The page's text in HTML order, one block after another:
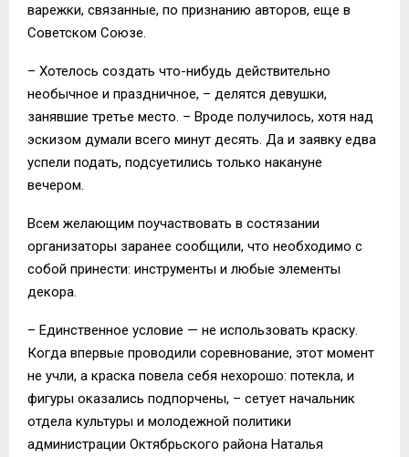
варежки, связанные, по признанию авторов, еще в
Советском Союзе.
– Хотелось создать что-нибудь действительно
необычное и праздничное, – делятся девушки,
занявшие третье место. – Вроде получилось, хотя над
эскизом думали всего минут десять. Да и заявку едва
успели подать, подсуетились только накануне
вечером.
Всем желающим поучаствовать в состязании
организаторы заранее сообщили, что необходимо с
собой принести: инструменты и любые элементы
декора.
– Единственное условие — не использовать краску.
Когда впервые проводили соревнование, этот момент
не учли, а краска повела себя нехорошо: потекла, и
фигуры оказались подпорчены, – сетует начальник
отдела культуры и молодежной политики
администрации Октябрьского района Наталья